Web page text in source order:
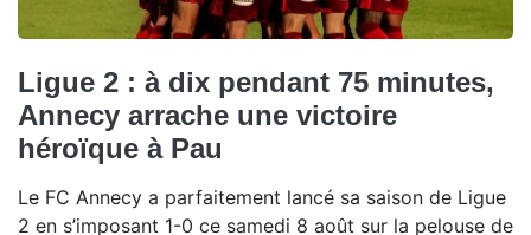
Ligue 2 : à dix pendant 75 minutes,
Annecy arrache une victoire
héroïque à Pau
Le FC Annecy a parfaitement lancé sa saison de Ligue
2 en s’imposant 1-0 ce samedi 8 août sur la pelouse de